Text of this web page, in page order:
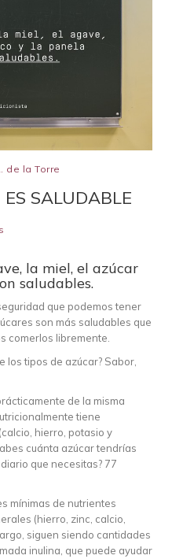
de la Torre
SALUDABLE
la miel, el azúcar
saludables.
que podemos tener
son más saludables que
comerlos libremente.
los tipos de azúcar? Sabor,
de la misma
tiene
hierro, potasio y
cuánta azúcar tendrías
que necesitas? 77
mínimas de nutrientes
(hierro, zinc, calcio,
siguen siendo cantidades
inulina, que puede ayudar